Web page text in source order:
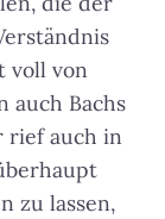
voll von
auch Bachs
rief auch in
zu lassen,